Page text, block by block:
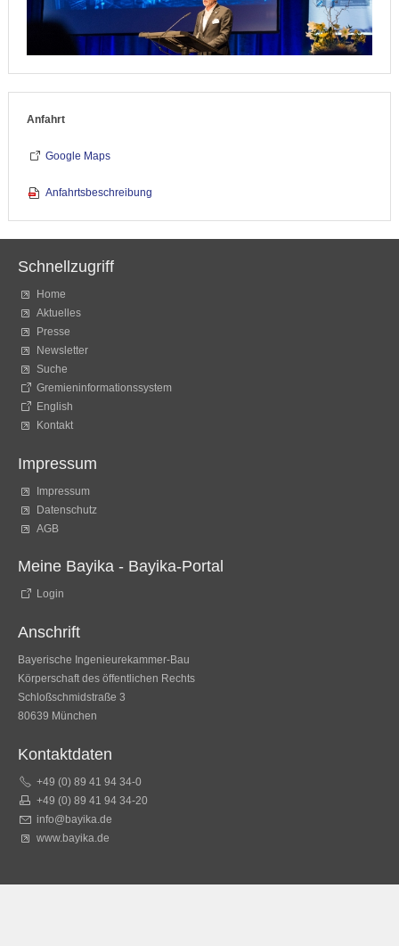
Anfahrt
Google Maps
Anfahrtsbeschreibung
Schnellzugriff
Home
Aktuelles
Presse
Newsletter
Suche
Gremieninformationssystem
English
Kontakt
Impressum
Impressum
Datenschutz
AGB
Meine Bayika - Bayika-Portal
Login
Anschrift
Bayerische Ingenieurekammer-Bau
Körperschaft des öffentlichen Rechts
Schloßschmidstraße 3
80639 München
Kontaktdaten
+49 (0) 89 41 94 34-0
+49 (0) 89 41 94 34-20
info@bayika.de
www.bayika.de